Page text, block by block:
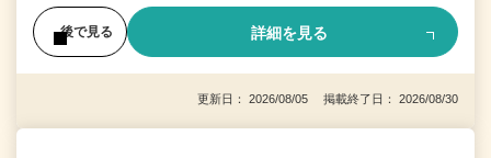
後で見る 詳細を見る
更新日： 2026/08/05 掲載終了日： 2026/08/30